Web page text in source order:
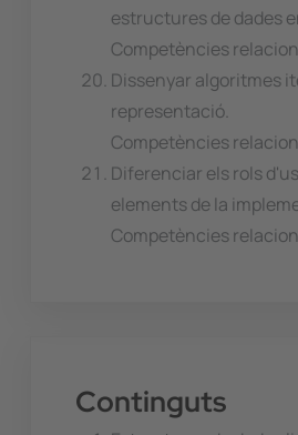
estructures de dades
Competències
Dissenyar algoritmes
representació.
Competències
Diferenciar els rols
elements de la
Competències
Continguts